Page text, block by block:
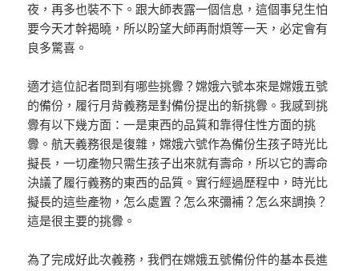
夜，再多也裝不下。跟大師表露一個信息，這個事兒生怕
要今天才幹揭曉，所以盼望大師再耐煩等一天，必定會有
良多驚喜。
適才這位記者問到有哪些挑釁？嫦娥六號本來是嫦娥五號
的備份，履行月背義務是對備份提出的新挑釁。我感到挑
釁有以下幾方面：一是東西的品質和靠得住性方面的挑
釁。航天義務很是復雜，嫦娥六號作為備份生孩子時光比
擬長，一切產物只需生孩子出來就有壽命，所以它的壽命
決議了履行義務的東西的品質。實行經過歷程中，時光比
擬長的這些產物，怎么處置？怎么來彌補？怎么來調換？
這是很主要的挑釁。
為了完成好此次義務，我們在嫦娥五號備份件的基本長進